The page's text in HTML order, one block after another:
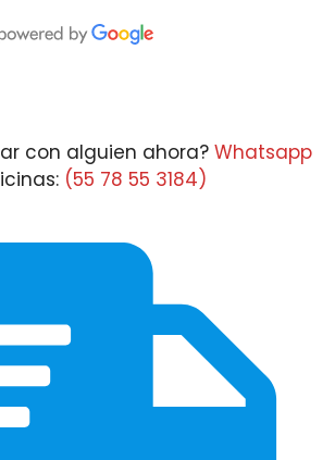
con alguien ahora? Whatsapp
(55 78 55 3184)